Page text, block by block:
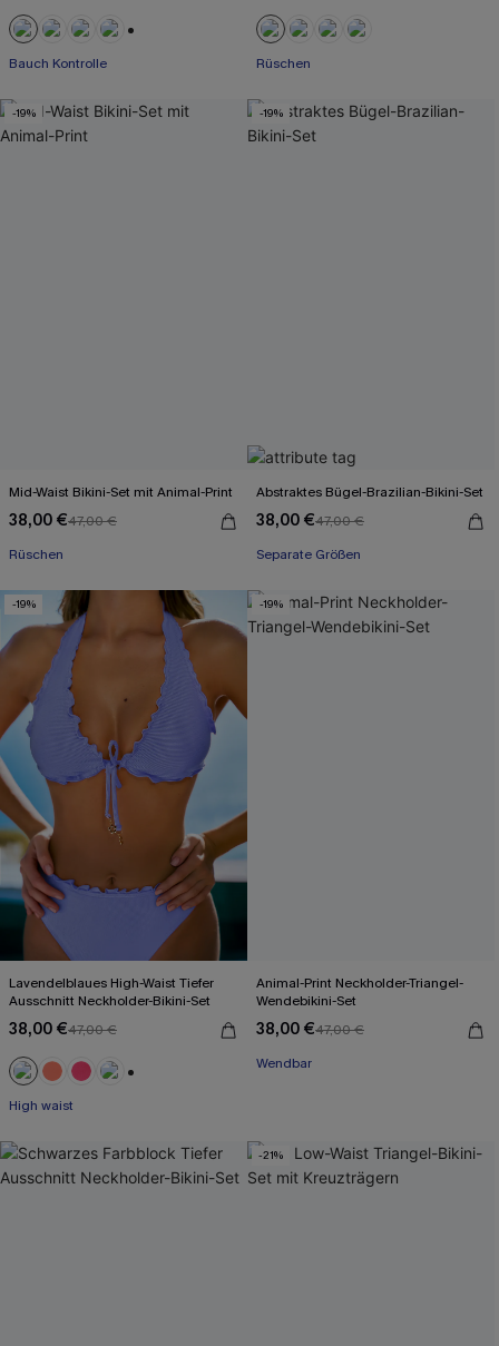
Bauch Kontrolle Rüschen
-19%
Mid-Waist Bikini-Set mit Animal-Print
38,00 €47,00 €
Rüschen
-19%
Abstraktes Bügel-Brazilian-Bikini-Set
38,00 €47,00 €
Separate Größen
-19%
Lavendelblaues High-Waist Tiefer
Ausschnitt Neckholder-Bikini-Set
38,00 €47,00 €
High waist
-19%
Animal-Print Neckholder-Triangel-
Wendebikini-Set
38,00 €47,00 €
Wendbar
-21%